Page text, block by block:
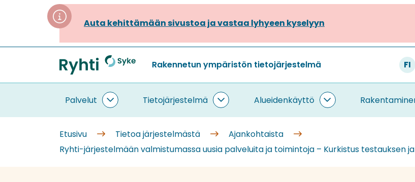
Siirry
sisältöönAuta kehittämään sivustoa ja vastaa lyhyeen kyselyyn
Etusivu
Rakennetun ympäristön tietojärjestelmä FI
Palvelut
Palvelut
alasivut
Tietojärjestelmä
Tietojärjestelmä
alasivut
Alueidenkäyttö
Alueidenkäyttö
alasivut
Etusivu
Tietoa järjestelmästä
Ajankohtaista
Ryhti-järjestelmään valmistumassa uusia palveluita ja toimintoja – Kurkistus testauksen